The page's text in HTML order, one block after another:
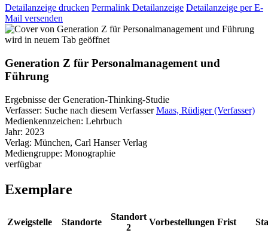
Detailanzeige drucken Permalink Detailanzeige Detailanzeige per E-
Mail versenden
wird in neuem Tab geöffnet
Generation Z für Personalmanagement und
Führung
Ergebnisse der Generation-Thinking-Studie
Verfasser: Suche nach diesem Verfasser Maas, Rüdiger (Verfasser)
Medienkennzeichen: Lehrbuch
Jahr: 2023
Verlag: München, Carl Hanser Verlag
Mediengruppe: Monographie
verfügbar
Exemplare
Zweigstelle Standorte
Standort
2
Vorbestellungen Frist